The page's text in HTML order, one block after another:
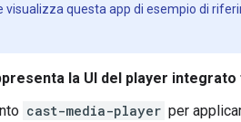
visualizza questa app di esempio di
la UI del player
cast-media-player per